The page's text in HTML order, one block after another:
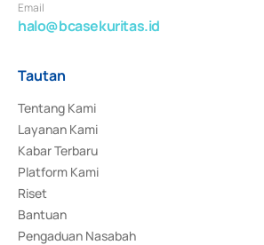
Email
halo@bcasekuritas.id
Tautan
Tentang Kami
Layanan Kami
Kabar Terbaru
Platform Kami
Riset
Bantuan
Pengaduan Nasabah